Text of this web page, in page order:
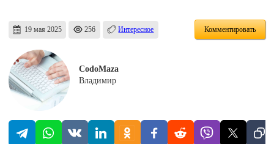
19 мая 2025 256 Интересное Комментировать
CodoMaza
Владимир